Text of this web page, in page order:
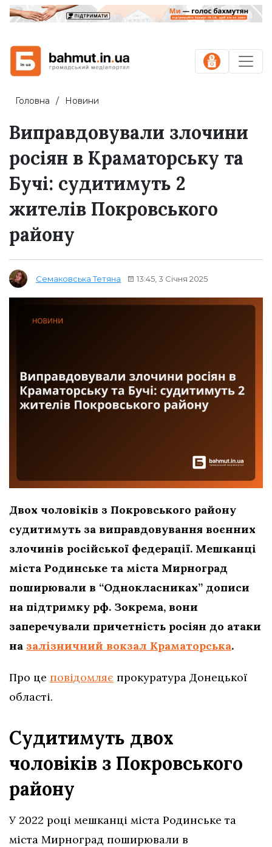
Головна Новини
Виправдовували злочини
росіян в Краматорську та
Бучі: судитимуть 2
жителів Покровського
району
Семаковська Тетяна 13:45, 3 Січня 2025
Двох чоловіків з Покровського району
судитимуть за виправдовування воєнних
злочинів російської федерації. Мешканці
міста Родинське та міста Мирноград
поширювали в “Однокласниках” дописи
на підтримку рф. Зокрема, вони
заперечували причетність росіян до атаки
на залізничний вокзал Краматорська.
Про це повідомляє прокуратура Донецької
області.
Судитимуть двох
чоловіків з Покровського
району
У 2022 році мешканці міста Родинське та
міста Мирноград поширювали в